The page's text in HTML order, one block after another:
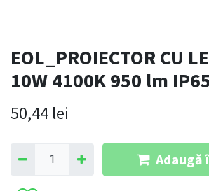
EOL_PROIECTOR CU
10W 4100K 950 lm
50,44 lei
Adaugă